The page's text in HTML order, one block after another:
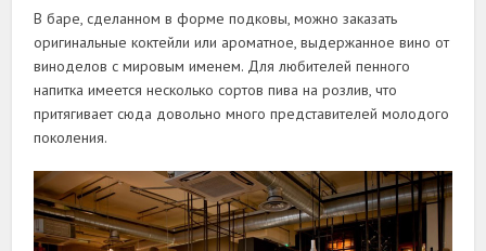
В баре, сделанном в форме подковы, можно заказать
оригинальные коктейли или ароматное, выдержанное вино от
виноделов с мировым именем. Для любителей пенного
напитка имеется несколько сортов пива на розлив, что
притягивает сюда довольно много представителей молодого
поколения.